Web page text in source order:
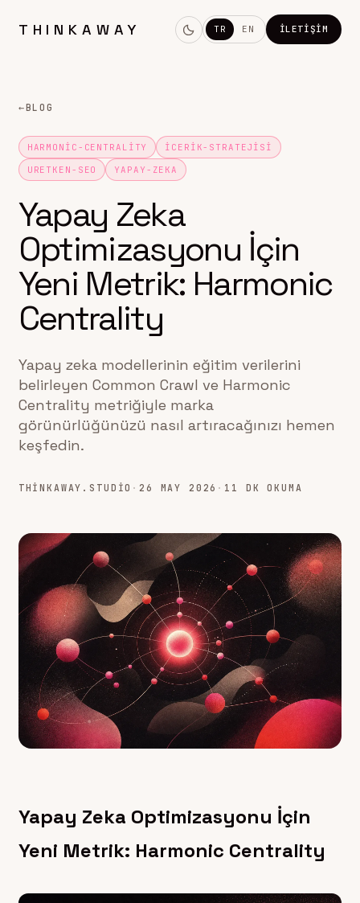
THINKAWAY TR EN İLETIŞIM
←BLOG
HARMONIC-CENTRALITY
ICERIK-STRATEJISI
URETKEN-SEO
YAPAY-ZEKA
Yapay Zeka
Optimizasyonu İçin
Yeni Metrik: Harmonic
Centrality
Yapay zeka modellerinin eğitim verilerini
belirleyen Common Crawl ve Harmonic
Centrality metriğiyle marka
görünürlüğünüzü nasıl artıracağınızı hemen
keşfedin.
THINKAWAY.STUDIO ·26 MAY 2026 · 11 DK OKUMA
Yapay Zeka Optimizasyonu İçin
Yeni Metrik: Harmonic Centrality